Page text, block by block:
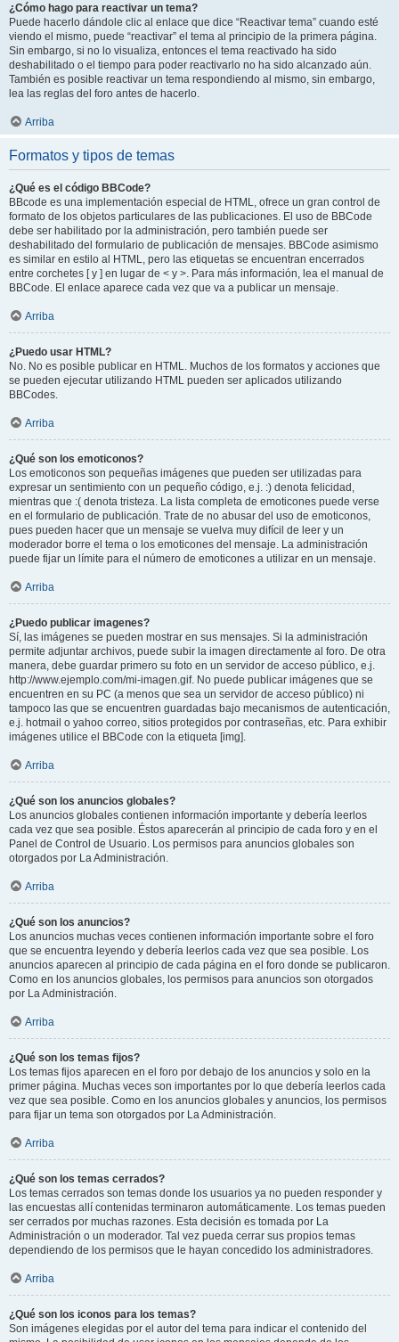
¿Cómo hago para reactivar un tema?
Puede hacerlo dándole clic al enlace que dice “Reactivar tema” cuando esté
viendo el mismo, puede “reactivar” el tema al principio de la primera página.
Sin embargo, si no lo visualiza, entonces el tema reactivado ha sido
deshabilitado o el tiempo para poder reactivarlo no ha sido alcanzado aún.
También es posible reactivar un tema respondiendo al mismo, sin embargo,
lea las reglas del foro antes de hacerlo.
Arriba
Formatos y tipos de temas
¿Qué es el código BBCode?
BBcode es una implementación especial de HTML, ofrece un gran control de
formato de los objetos particulares de las publicaciones. El uso de BBCode
debe ser habilitado por la administración, pero también puede ser
deshabilitado del formulario de publicación de mensajes. BBCode asimismo
es similar en estilo al HTML, pero las etiquetas se encuentran encerrados
entre corchetes [ y ] en lugar de < y >. Para más información, lea el manual de
BBCode. El enlace aparece cada vez que va a publicar un mensaje.
Arriba
¿Puedo usar HTML?
No. No es posible publicar en HTML. Muchos de los formatos y acciones que
se pueden ejecutar utilizando HTML pueden ser aplicados utilizando
BBCodes.
Arriba
¿Qué son los emoticonos?
Los emoticonos son pequeñas imágenes que pueden ser utilizadas para
expresar un sentimiento con un pequeño código, e.j. :) denota felicidad,
mientras que :( denota tristeza. La lista completa de emoticones puede verse
en el formulario de publicación. Trate de no abusar del uso de emoticonos,
pues pueden hacer que un mensaje se vuelva muy difícil de leer y un
moderador borre el tema o los emoticones del mensaje. La administración
puede fijar un límite para el número de emoticones a utilizar en un mensaje.
Arriba
¿Puedo publicar imagenes?
Sí, las imágenes se pueden mostrar en sus mensajes. Si la administración
permite adjuntar archivos, puede subir la imagen directamente al foro. De otra
manera, debe guardar primero su foto en un servidor de acceso público, e.j.
http://www.ejemplo.com/mi-imagen.gif. No puede publicar imágenes que se
encuentren en su PC (a menos que sea un servidor de acceso público) ni
tampoco las que se encuentren guardadas bajo mecanismos de autenticación,
e.j. hotmail o yahoo correo, sitios protegidos por contraseñas, etc. Para exhibir
imágenes utilice el BBCode con la etiqueta [img].
Arriba
¿Qué son los anuncios globales?
Los anuncios globales contienen información importante y debería leerlos
cada vez que sea posible. Éstos aparecerán al principio de cada foro y en el
Panel de Control de Usuario. Los permisos para anuncios globales son
otorgados por La Administración.
Arriba
¿Qué son los anuncios?
Los anuncios muchas veces contienen información importante sobre el foro
que se encuentra leyendo y debería leerlos cada vez que sea posible. Los
anuncios aparecen al principio de cada página en el foro donde se publicaron.
Como en los anuncios globales, los permisos para anuncios son otorgados
por La Administración.
Arriba
¿Qué son los temas fijos?
Los temas fijos aparecen en el foro por debajo de los anuncios y solo en la
primer página. Muchas veces son importantes por lo que debería leerlos cada
vez que sea posible. Como en los anuncios globales y anuncios, los permisos
para fijar un tema son otorgados por La Administración.
Arriba
¿Qué son los temas cerrados?
Los temas cerrados son temas donde los usuarios ya no pueden responder y
las encuestas allí contenidas terminaron automáticamente. Los temas pueden
ser cerrados por muchas razones. Esta decisión es tomada por La
Administración o un moderador. Tal vez pueda cerrar sus propios temas
dependiendo de los permisos que le hayan concedido los administradores.
Arriba
¿Qué son los iconos para los temas?
Son imágenes elegidas por el autor del tema para indicar el contenido del